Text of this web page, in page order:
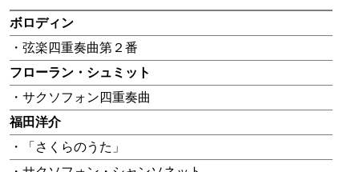
ボロディン
・弦楽四重奏曲第２番
フローラン・シュミット
・サクソフォン四重奏曲
福田洋介
・「さくらのうた」